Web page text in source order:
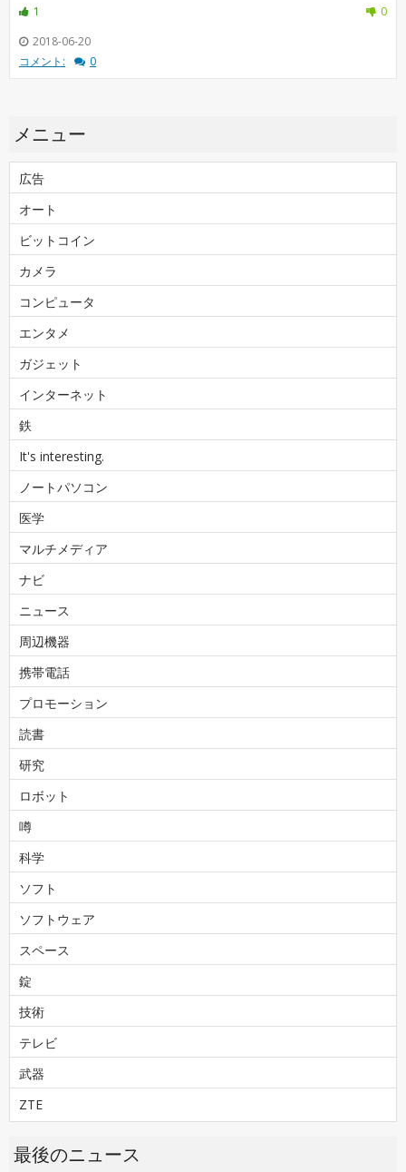
1
0
2018-06-20
コメント:
0
メニュー
広告
オート
ビットコイン
カメラ
コンピュータ
エンタメ
ガジェット
インターネット
鉄
It's interesting.
ノートパソコン
医学
マルチメディア
ナビ
ニュース
周辺機器
携帯電話
プロモーション
読書
研究
ロボット
噂
科学
ソフト
ソフトウェア
スペース
錠
技術
テレビ
武器
ZTE
最後のニュース